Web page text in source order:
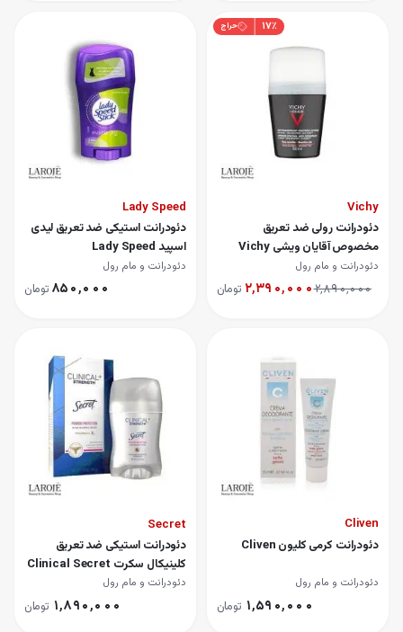
۱۷٪ حراج
Vichy
دئودرانت رولی ضد تعریق
مخصوص آقایان ویشی Vichy
دئودرانت و مام رول
۲٬۸۹۰٬۰۰۰۲٬۳۹۰٬۰۰۰ تومان
Lady Speed
دئودرانت استیکی ضد تعریق لیدی
اسپید Lady Speed
دئودرانت و مام رول
۸۵۰٬۰۰۰ تومان
Cliven
دئودرانت کرمی کلیون Cliven
دئودرانت و مام رول
۱٬۵۹۰٬۰۰۰ تومان
Secret
دئودرانت استیکی ضد تعریق
کلینیکال سکرت Clinical Secret
دئودرانت و مام رول
۱٬۸۹۰٬۰۰۰ تومان